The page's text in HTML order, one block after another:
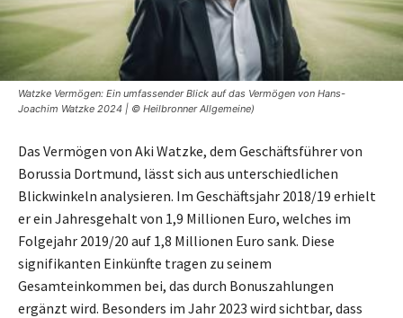
Watzke Vermögen: Ein umfassender Blick auf das Vermögen von Hans-
Joachim Watzke 2024 | © Heilbronner Allgemeine)
Das Vermögen von Aki Watzke, dem Geschäftsführer von
Borussia Dortmund, lässt sich aus unterschiedlichen
Blickwinkeln analysieren. Im Geschäftsjahr 2018/19 erhielt
er ein Jahresgehalt von 1,9 Millionen Euro, welches im
Folgejahr 2019/20 auf 1,8 Millionen Euro sank. Diese
signifikanten Einkünfte tragen zu seinem
Gesamteinkommen bei, das durch Bonuszahlungen
ergänzt wird. Besonders im Jahr 2023 wird sichtbar, dass